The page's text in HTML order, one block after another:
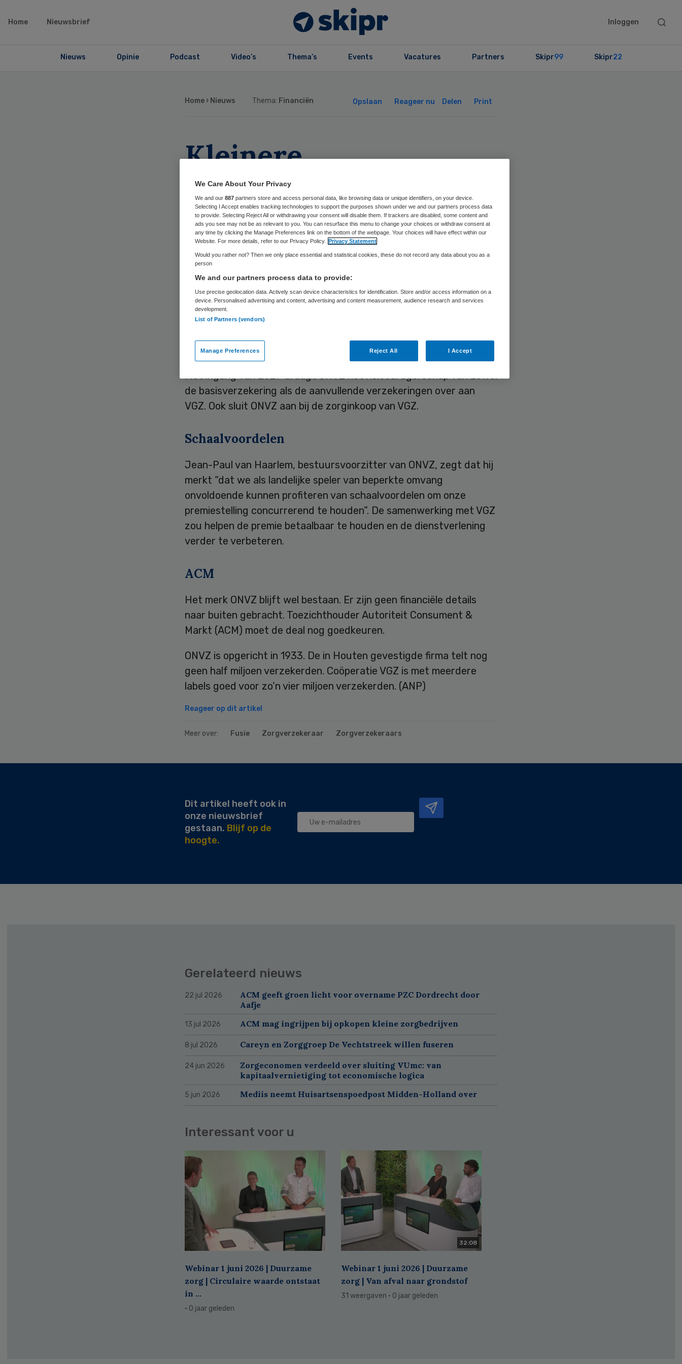
Home Nieuwsbrief Inloggen
Search
Nieuws Opinie Podcast Video’s Thema’s Events Vacatures Partners Skipr99 Skipr22
Home › Nieuws Thema: Financiën Opslaan Reageer nu Delen Print
Kleinere
zorgverzekeraar
ONVZ bundelt
krachten met VGZ
De kleinere zorgverzekeraar ONVZ bundelt zijn krachten met de
grotere branchegenoot VGZ.
Met ingang van 2027 draagt ONVZ het risicodragerschap van zowel
de basisverzekering als de aanvullende verzekeringen over aan
VGZ. Ook sluit ONVZ aan bij de zorginkoop van VGZ.
Schaalvoordelen
Jean-Paul van Haarlem, bestuursvoorzitter van ONVZ, zegt dat hij
merkt “dat we als landelijke speler van beperkte omvang
onvoldoende kunnen profiteren van schaalvoordelen om onze
premiestelling concurrerend te houden”. De samenwerking met VGZ
zou helpen de premie betaalbaar te houden en de dienstverlening
verder te verbeteren.
ACM
Het merk ONVZ blijft wel bestaan. Er zijn geen financiële details
naar buiten gebracht. Toezichthouder Autoriteit Consument &
Markt (ACM) moet de deal nog goedkeuren.
ONVZ is opgericht in 1933. De in Houten gevestigde firma telt nog
geen half miljoen verzekerden. Coöperatie VGZ is met meerdere
labels goed voor zo’n vier miljoen verzekerden. (ANP)
Reageer op dit artikel
Meer over: Fusie Zorgverzekeraar Zorgverzekeraars
Dit artikel heeft ook in
onze nieuwsbrief
gestaan. Blijf op de
hoogte.
Gerelateerd nieuws
22 jul 2026
ACM geeft groen licht voor overname PZC Dordrecht door
Aafje
13 jul 2026 ACM mag ingrijpen bij opkopen kleine zorgbedrijven
8 jul 2026 Careyn en Zorggroep De Vechtstreek willen fuseren
24 jun 2026
Zorgeconomen verdeeld over sluiting VUmc: van
kapitaalvernietiging tot economische logica
5 jun 2026 Mediis neemt Huisartsenspoedpost Midden-Holland over
Interessant voor u
Webinar 1 juni 2026 | Duurzame
zorg | Circulaire waarde ontstaat
in ...
· 0 jaar geleden
32:08
Webinar 1 juni 2026 | Duurzame
zorg | Van afval naar grondstof
31 weergaven · 0 jaar geleden
We Care About Your Privacy
We and our 887 partners store and access personal data, like browsing data or unique identifiers, on your device.
Selecting I Accept enables tracking technologies to support the purposes shown under we and our partners process data
to provide. Selecting Reject All or withdrawing your consent will disable them. If trackers are disabled, some content and
ads you see may not be as relevant to you. You can resurface this menu to change your choices or withdraw consent at
any time by clicking the Manage Preferences link on the bottom of the webpage. Your choices will have effect within our
Website. For more details, refer to our Privacy Policy. Privacy Statement
Would you rather not? Then we only place essential and statistical cookies, these do not record any data about you as a
person
We and our partners process data to provide:
Use precise geolocation data. Actively scan device characteristics for identification. Store and/or access information on a
device. Personalised advertising and content, advertising and content measurement, audience research and services
development.
List of Partners (vendors)
Manage Preferences Reject All I Accept